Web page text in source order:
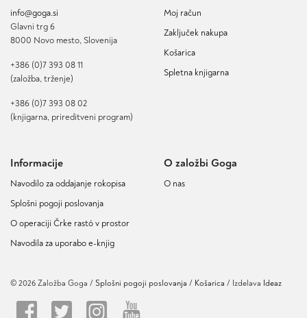
info@goga.si
Glavni trg 6
8000 Novo mesto, Slovenija
+386 (0)7 393 08 11
(založba, trženje)
+386 (0)7 393 08 02
(knjigarna, prireditveni program)
Moj račun
Zaključek nakupa
Košarica
Spletna knjigarna
Informacije
Navodilo za oddajanje rokopisa
Splošni pogoji poslovanja
O operaciji Črke rastó v prostor
Navodila za uporabo e-knjig
O založbi Goga
O nas
© 2026 Založba Goga / Splošni pogoji poslovanja Košarica / Izdelava Ideaz